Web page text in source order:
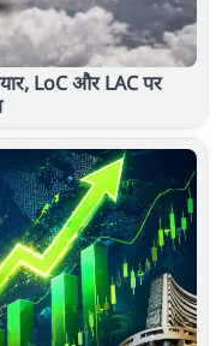
LoC और LAC पर